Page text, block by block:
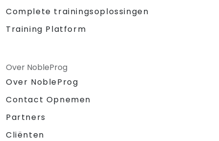
Complete trainingsoplossingen
Training Platform
Over NobleProg
Over NobleProg
Contact Opnemen
Partners
Cliënten